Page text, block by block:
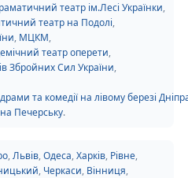
театр ім.Лесі Українки,
театр на Подолі,
, МЦКМ,
театр оперети,
Збройних Сил України,
та комедії на лівому березі
Печерську.
,Львів,Одеса,Харків, Рівне,
, Черкаси, Вінниця,